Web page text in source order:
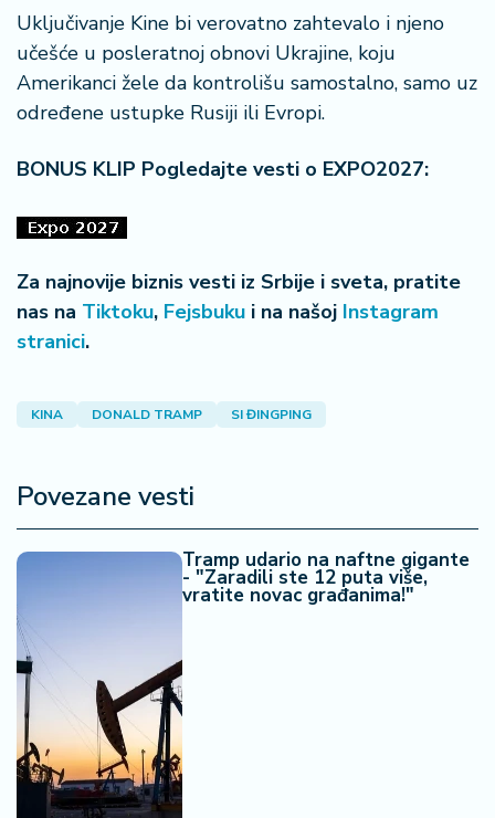
Uključivanje Kine bi verovatno zahtevalo i njeno
učešće u posleratnoj obnovi Ukrajine, koju
Amerikanci žele da kontrolišu samostalno, samo uz
određene ustupke Rusiji ili Evropi.
BONUS KLIP Pogledajte vesti o EXPO2027:
Za najnovije biznis vesti iz Srbije i sveta, pratite
nas na Tiktoku, Fejsbuku i na našoj Instagram
stranici.
KINA DONALD TRAMP SI ĐINGPING
Povezane vesti
Tramp udario na naftne gigante
- "Zaradili ste 12 puta više,
vratite novac građanima!"